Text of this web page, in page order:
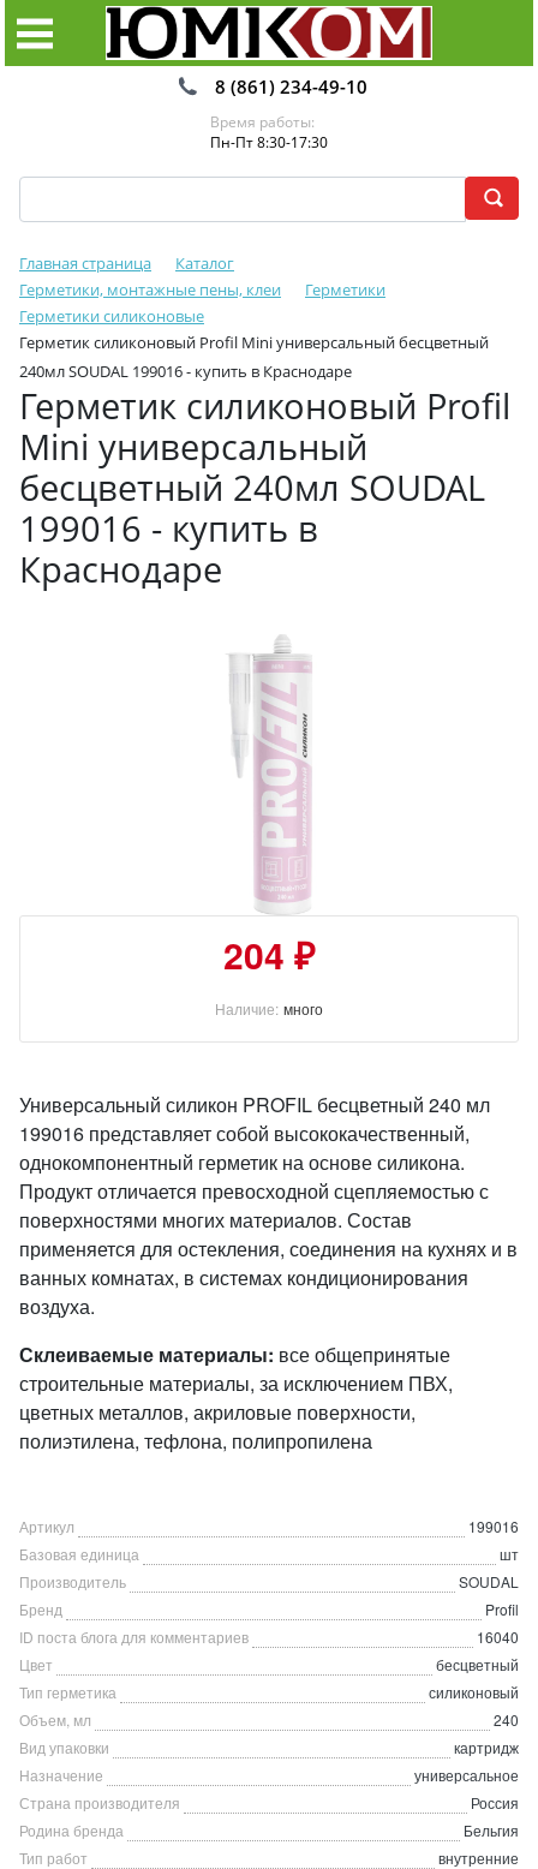
8 (861) 234-49-10
Время работы:
Пн-Пт 8:30-17:30
Главная страница
Каталог
Герметики, монтажные пены, клеи
Герметики
Герметики силиконовые
Герметик силиконовый Profil Mini универсальный бесцветный
240мл SOUDAL 199016 - купить в Краснодаре
Герметик силиконовый Profil
Mini универсальный
бесцветный 240мл SOUDAL
199016 - купить в
Краснодаре
204 ₽
Наличие: много
Универсальный силикон PROFIL бесцветный 240 мл
199016 представляет собой высококачественный,
однокомпонентный герметик на основе силикона.
Продукт отличается превосходной сцепляемостью с
поверхностями многих материалов. Состав
применяется для остекления, соединения на кухнях и в
ванных комнатах, в системах кондиционирования
воздуха.
Склеиваемые материалы: все общепринятые
строительные материалы, за исключением ПВХ,
цветных металлов, акриловые поверхности,
полиэтилена, тефлона, полипропилена
Артикул
199016
Базовая единица
шт
Производитель
SOUDAL
Бренд
Profil
ID поста блога для комментариев
16040
Цвет
бесцветный
Тип герметика
силиконовый
Объем, мл
240
Вид упаковки
картридж
Назначение
универсальное
Страна производителя
Россия
Родина бренда
Бельгия
Тип работ
внутренние